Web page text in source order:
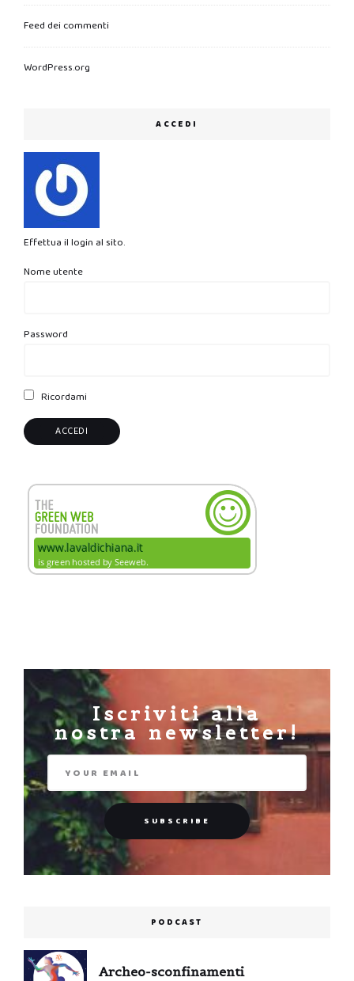
Feed dei commenti
WordPress.org
ACCEDI
Effettua il login al sito.
Nome utente
Password
Ricordami
Iscriviti alla
nostra newsletter!
PODCAST
Archeo-sconfinamenti